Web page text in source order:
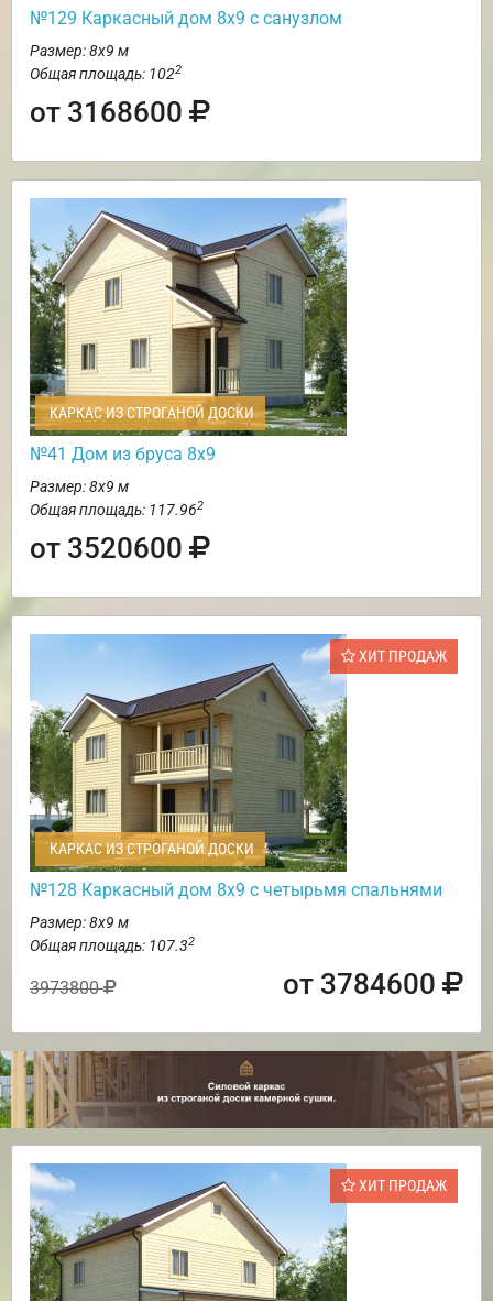
№129 Каркасный дом 8х9 с санузлом
Размер: 8х9 м
Общая площадь: 1022
от 3168600
КАРКАС ИЗ СТРОГАНОЙ ДОСКИ
№41 Дом из бруса 8х9
Размер: 8х9 м
Общая площадь: 117.962
от 3520600
ХИТ ПРОДАЖ
КАРКАС ИЗ СТРОГАНОЙ ДОСКИ
№128 Каркасный дом 8х9 с четырьмя спальнями
Размер: 8х9 м
Общая площадь: 107.32
3973800 от 3784600
ХИТ ПРОДАЖ